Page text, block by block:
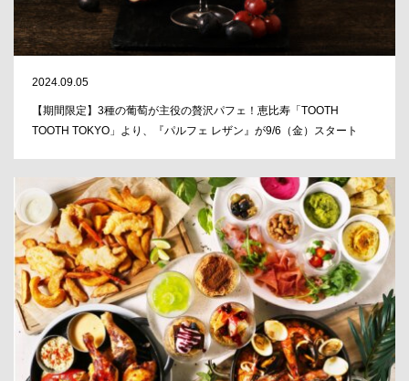
2024.09.05
【期間限定】3種の葡萄が主役の贅沢パフェ！恵比寿「TOOTH
TOOTH TOKYO」より、『パルフェ レザン』が9/6（金）スタート